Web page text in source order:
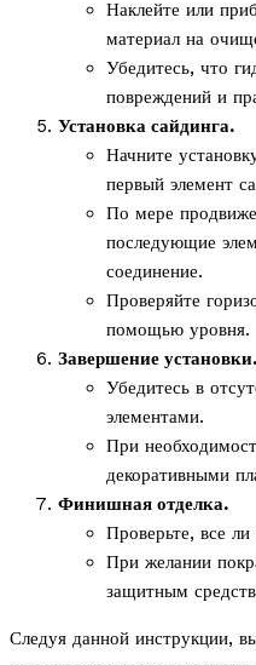
Наклейте или
материал на
Убедитесь, что
повреждений и
Установка сайдинга.
Начните
первый элемент
По мере
последующие
соединение.
Проверяйте
помощью уровня.
Завершение установки.
Убедитесь в
элементами.
При
декоративными
Финишная отделка.
Проверьте, все
При желании
защитным
Следуя данной инструкции,